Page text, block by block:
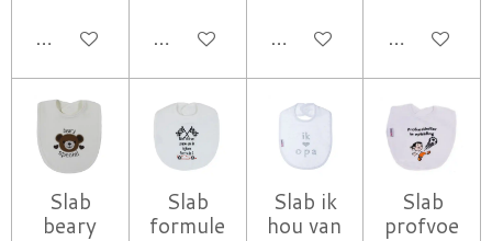
IN WINKELWAGENIN WINKELWAGENIN WINKELWAGEN
IN
Slab
beary
Slab
formule
Slab ik
hou van
Slab
profvoe